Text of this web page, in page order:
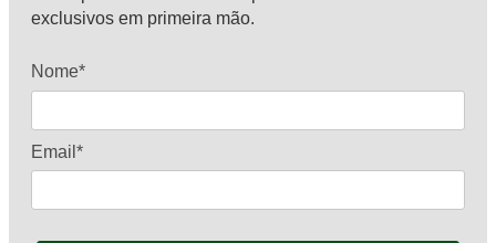
exclusivos em primeira mão.
Nome*
Email*